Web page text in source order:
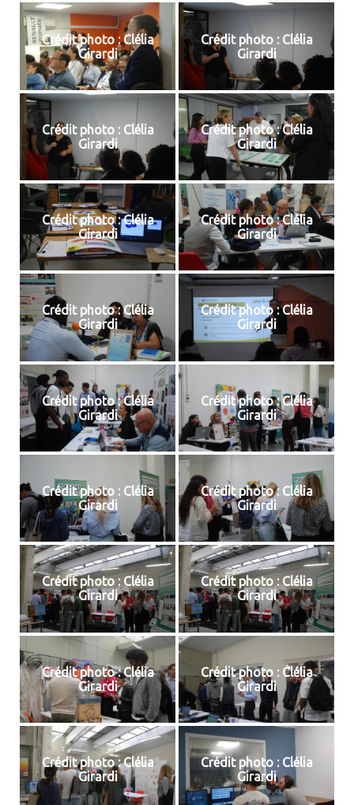
Crédit photo : Clélia
Girardi
Crédit photo : Clélia
Girardi
Crédit photo : Clélia
Girardi
Crédit photo : Clélia
Girardi
Crédit photo : Clélia
Girardi
Crédit photo : Clélia
Girardi
Crédit photo : Clélia
Girardi
Crédit photo : Clélia
Girardi
Crédit photo : Clélia
Girardi
Crédit photo : Clélia
Girardi
Crédit photo : Clélia
Girardi
Crédit photo : Clélia
Girardi
Crédit photo : Clélia
Girardi
Crédit photo : Clélia
Girardi
Crédit photo : Clélia
Girardi
Crédit photo : Clélia
Girardi
Crédit photo : Clélia
Girardi
Crédit photo : Clélia
Girardi